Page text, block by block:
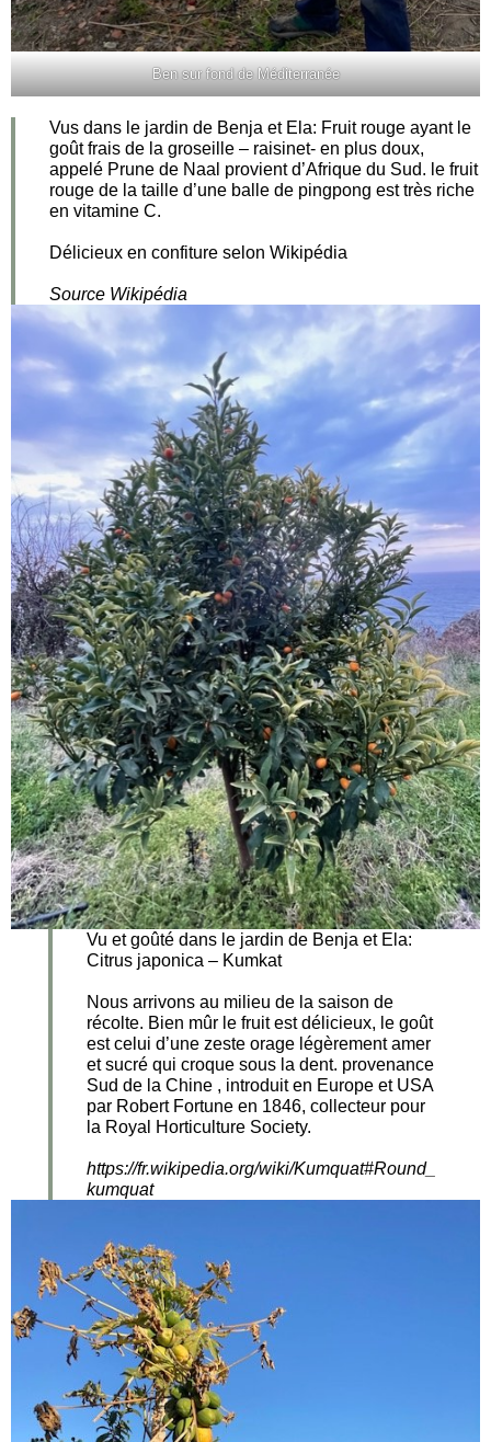
Ben sur fond de Méditerranée
Vus dans le jardin de Benja et Ela: Fruit rouge ayant le
goût frais de la groseille – raisinet- en plus doux,
appelé Prune de Naal provient d’Afrique du Sud. le fruit
rouge de la taille d’une balle de pingpong est très riche
en vitamine C.
Délicieux en confiture selon Wikipédia
Source Wikipédia
Vu et goûté dans le jardin de Benja et Ela:
Citrus japonica – Kumkat
Nous arrivons au milieu de la saison de
récolte. Bien mûr le fruit est délicieux, le goût
est celui d’une zeste orage légèrement amer
et sucré qui croque sous la dent. provenance
Sud de la Chine , introduit en Europe et USA
par Robert Fortune en 1846, collecteur pour
la Royal Horticulture Society.
https://fr.wikipedia.org/wiki/Kumquat#Round_
kumquat